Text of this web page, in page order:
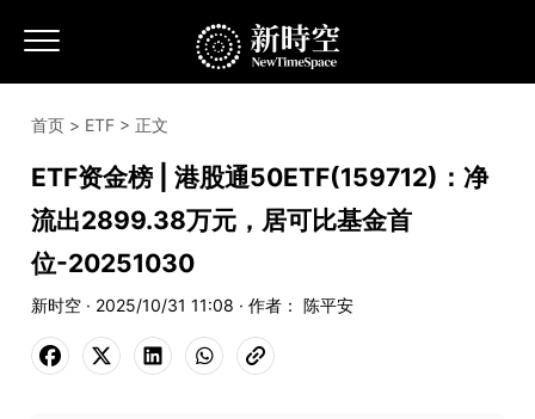
首页 > ETF > 正文
ETF资金榜 | 港股通50ETF(159712)：净
流出2899.38万元，居可比基金首
位-20251030
新时空 · 2025/10/31 11:08 · 作者： 陈平安